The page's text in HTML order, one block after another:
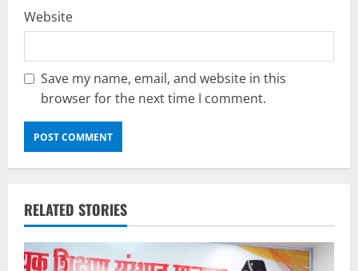
Website
Save my name, email, and website in this
browser for the next time I comment.
RELATED STORIES